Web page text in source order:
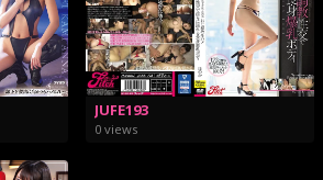
JUFE193
0 views